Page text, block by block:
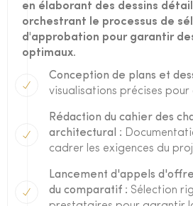
en élaborant des dessins
orchestrant le processus de
d'approbation pour garantir
optimaux.
Conception de plans et
visualisations précises
Rédaction du cahier des
architectural :
cadrer les exigences du
Lancement d'appels
du comparatif : Sélection